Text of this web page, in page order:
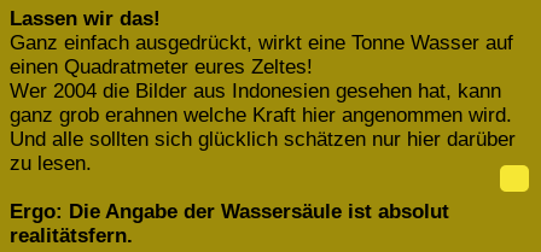
Lassen wir das!
Ganz einfach ausgedrückt, wirkt eine Tonne Wasser auf
einen Quadratmeter eures Zeltes!
Wer 2004 die Bilder aus Indonesien gesehen hat, kann
ganz grob erahnen welche Kraft hier angenommen wird.
Und alle sollten sich glücklich schätzen nur hier darüber
zu lesen.
Ergo: Die Angabe der Wassersäule ist absolut
realitätsfern.